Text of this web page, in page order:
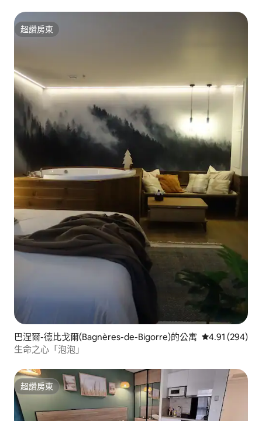
超讚房東
超讚房東
巴涅爾-德比戈爾(Bagnères-de-Bigorre)的公寓 從 294 則評價
4.91 (294)
生命之心「泡泡」
超讚房東
超讚房東